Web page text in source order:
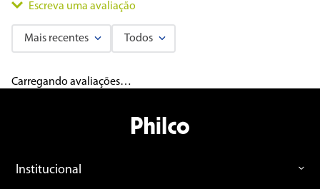
Escreva uma avaliação
Título
★★★
Mais recentes Todos
Carregando avaliações…
Institucional